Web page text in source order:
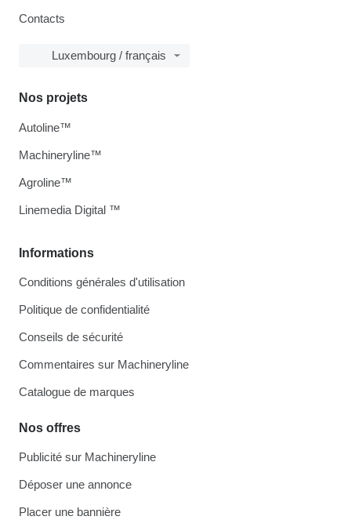
Contacts
Luxembourg / français
Informations
Conditions générales d'utilisation
Politique de confidentialité
Conseils de sécurité
Commentaires sur Machineryline
Catalogue de marques
Nos offres
Publicité sur Machineryline
Déposer une annonce
Placer une bannière
Nos projets
Autoline™
Machineryline™
Agroline™
Linemedia Digital ™